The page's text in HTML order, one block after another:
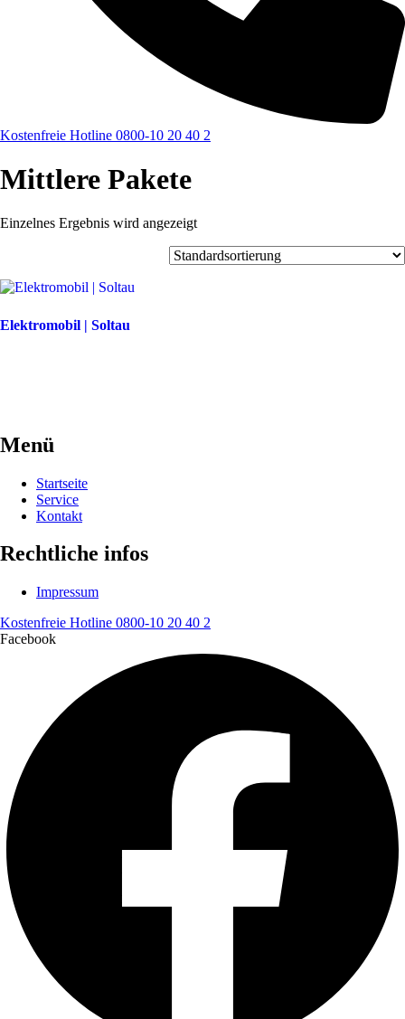
Kostenfreie Hotline 0800-10 20 40 2
Mittlere Pakete
Einzelnes Ergebnis wird angezeigt
Elektromobil | Soltau
Menü
Startseite
Service
Kontakt
Rechtliche infos
Impressum
Kostenfreie Hotline 0800-10 20 40 2
Facebook